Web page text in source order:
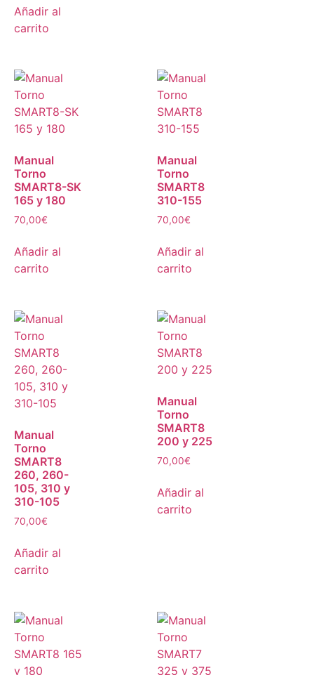
Añadir al
carrito
Manual
Torno
SMART8-SK
165 y 180
70,00€
Añadir al
carrito
Manual
Torno
SMART8
310-155
70,00€
Añadir al
carrito
Manual
Torno
SMART8
260, 260-
105, 310 y
310-105
70,00€
Añadir al
carrito
Manual
Torno
SMART8
200 y 225
70,00€
Añadir al
carrito